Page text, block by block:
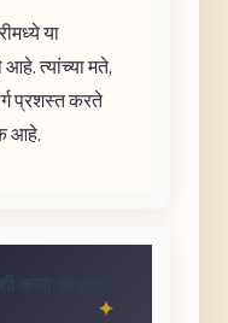
या
त्यांच्या मते,
प्रशस्त करते
आहे.
कसा जोडला